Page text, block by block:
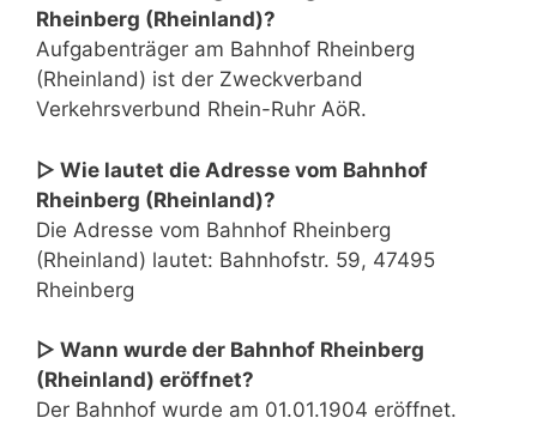
Rheinberg (Rheinland)?
Aufgabenträger am Bahnhof Rheinberg
(Rheinland) ist der Zweckverband
Verkehrsverbund Rhein-Ruhr AöR.
▷ Wie lautet die Adresse vom Bahnhof
Rheinberg (Rheinland)?
Die Adresse vom Bahnhof Rheinberg
(Rheinland) lautet: Bahnhofstr. 59, 47495
Rheinberg
▷ Wann wurde der Bahnhof Rheinberg
(Rheinland) eröffnet?
Der Bahnhof wurde am 01.01.1904 eröffnet.